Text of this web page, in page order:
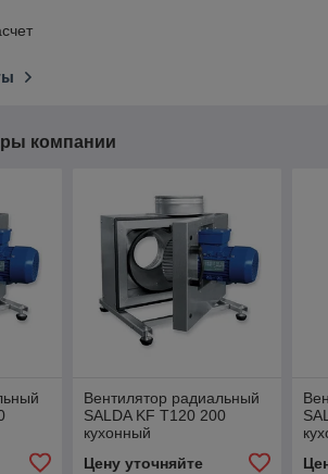
компании
Вентилятор радиальный
SALDA KF T120 200
кухонный
Цену уточняйте